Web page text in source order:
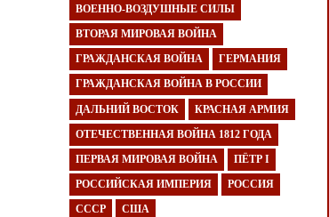
ВОЕННО-ВОЗДУШНЫЕ СИЛЫ
ВТОРАЯ МИРОВАЯ ВОЙНА
ГРАЖДАНСКАЯ ВОЙНА ГЕРМАНИЯ
ГРАЖДАНСКАЯ ВОЙНА В РОССИИ
ДАЛЬНИЙ ВОСТОК КРАСНАЯ АРМИЯ
ОТЕЧЕСТВЕННАЯ ВОЙНА 1812 ГОДА
ПЕРВАЯ МИРОВАЯ ВОЙНА ПЁТР I
РОССИЙСКАЯ ИМПЕРИЯ РОССИЯ
СССР США